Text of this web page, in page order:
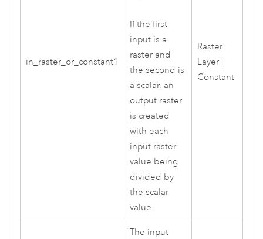
in_raster_or_constant1
If the first
input is a
raster and
the second is
a scalar, an
output raster
is created
with each
input raster
value being
divided by
the scalar
value.
Raster
Layer |
Constant
The input